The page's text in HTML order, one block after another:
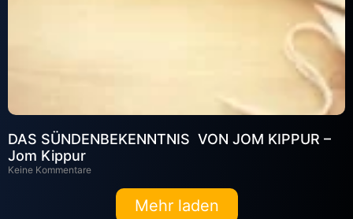
DAS SÜNDENBEKENNTNIS VON JOM KIPPUR –
Jom Kippur
Keine Kommentare
Mehr laden